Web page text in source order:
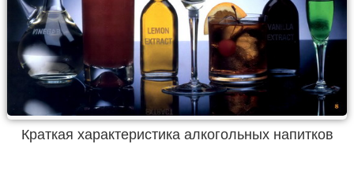
Краткая характеристика алкогольных напитков